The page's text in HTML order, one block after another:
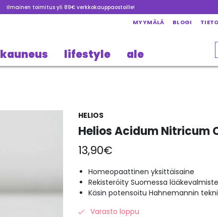
Ilmainen toimitus yli 89€ verkkokauppaostoille!
MYYMÄLÄ BLOGI
kauneus lifestyle ale
HELIOS
Helios Acidum Nitricum
13,90€
Homeopaattinen yksittäisaine
Rekisteröity Suomessa
Käsin potensoitu Hahnemannin
Varasto loppu